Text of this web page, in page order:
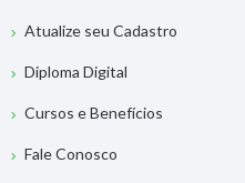
Atualize seu Cadastro
Diploma Digital
Cursos e Benefícios
Fale Conosco